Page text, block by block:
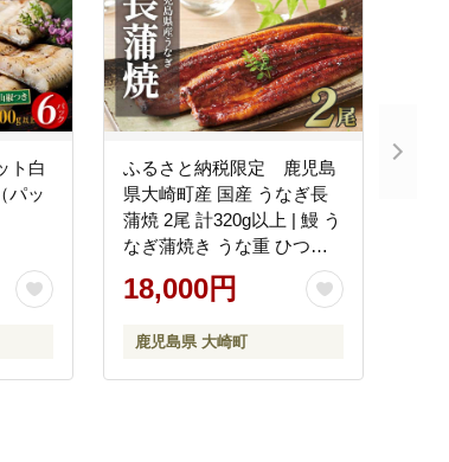
ト白
パッ
ふるさと納税限定 鹿児島
県大崎町産 国産 うなぎ長
蒲焼 2尾 計320g以上 | 鰻 う
なぎ蒲焼き うな重 ひつま
ぶし ウナギ 蒲焼 人気 おす
すめ 鹿児島 大隅半島
18,000円
鹿児島県 大崎町